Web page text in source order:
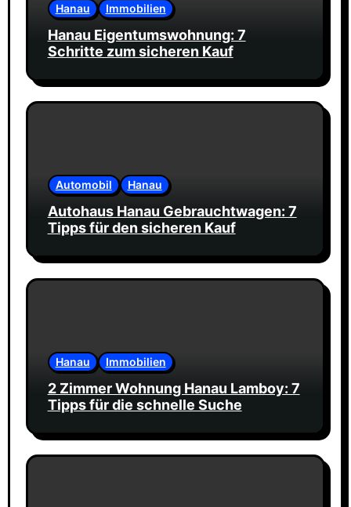
Hanau Immobilien
Hanau Eigentumswohnung: 7
Schritte zum sicheren Kauf
Automobil Hanau
Autohaus Hanau Gebrauchtwagen: 7
Tipps für den sicheren Kauf
Hanau Immobilien
2 Zimmer Wohnung Hanau Lamboy: 7
Tipps für die schnelle Suche